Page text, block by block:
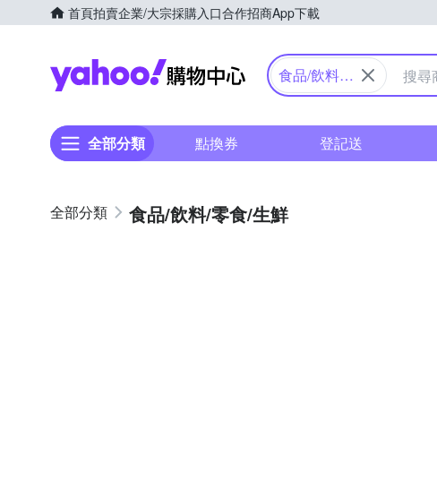
首頁拍賣企業/大宗採購入口合作招商App下載
Yahoo購物中心
食品/飲料/
全部分類 點換券 登記送
食品/飲料/零食/生鮮